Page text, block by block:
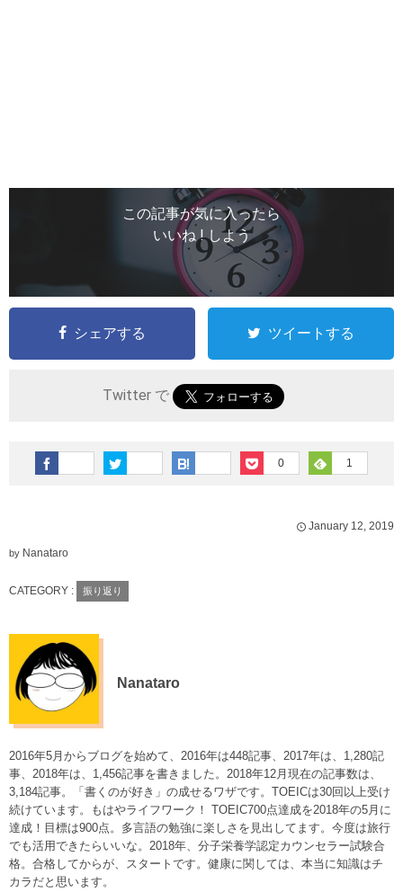
この記事が気に入ったら
いいね ! しよう
シェアする ツイートする
Twitter で
0 1
January 12, 2019
by Nanataro
CATEGORY : 振り返り
Nanataro
2016年5月からブログを始めて、2016年は448記事、2017年は、1,280記
事、2018年は、1,456記事を書きました。2018年12月現在の記事数は、
3,184記事。「書くのが好き」の成せるワザです。TOEICは30回以上受け
続けています。もはやライフワーク！ TOEIC700点達成を2018年の5月に
達成！目標は900点。多言語の勉強に楽しさを見出してます。今度は旅行
でも活用できたらいいな。2018年、分子栄養学認定カウンセラー試験合
格。合格してからが、スタートです。健康に関しては、本当に知識はチ
カラだと思います。